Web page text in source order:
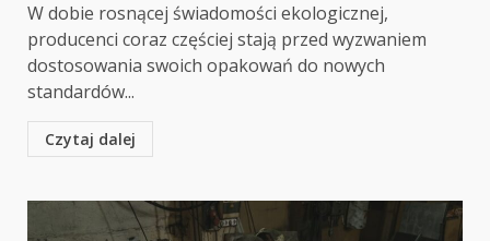
W dobie rosnącej świadomości ekologicznej,
producenci coraz częściej stają przed wyzwaniem
dostosowania swoich opakowań do nowych
standardów...
Czytaj dalej